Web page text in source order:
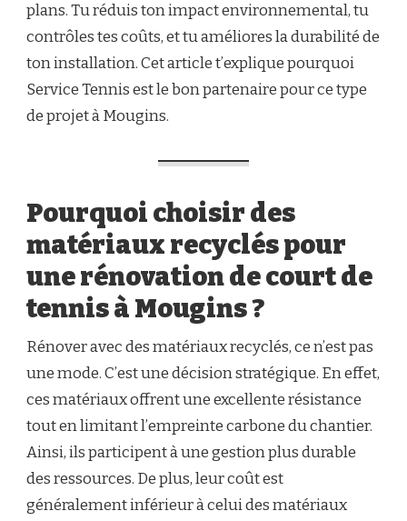
DE
TENNIS
À
MOUGINS
DES
plans. Tu réduis ton impact environnemental, tu
contrôles tes coûts, et tu améliores la durabilité de
ton installation. Cet article t’explique pourquoi
Service Tennis est le bon partenaire pour ce type
de projet à Mougins.
Pourquoi choisir des
matériaux recyclés pour
une rénovation de court de
tennis à Mougins ?
Rénover avec des matériaux recyclés, ce n’est pas
une mode. C’est une décision stratégique. En effet,
ces matériaux offrent une excellente résistance
tout en limitant l’empreinte carbone du chantier.
Ainsi, ils participent à une gestion plus durable
des ressources. De plus, leur coût est
généralement inférieur à celui des matériaux